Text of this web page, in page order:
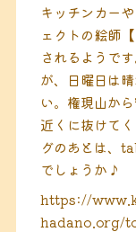
キッチンカー
ェクトの絵師
されるようで
が、日曜日は
い。権現山か
近くに抜けて
グのあとは、
でしょうか♪
https://
hadano.org/